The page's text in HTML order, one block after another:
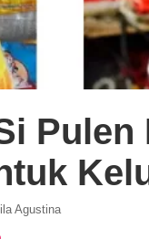
Pulen
Agustina